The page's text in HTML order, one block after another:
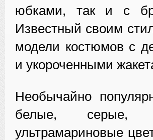
юбками, так и с
Известный своим
модели костюмов с
и укороченными
Необычайно
белые, серые,
ультрамариновые